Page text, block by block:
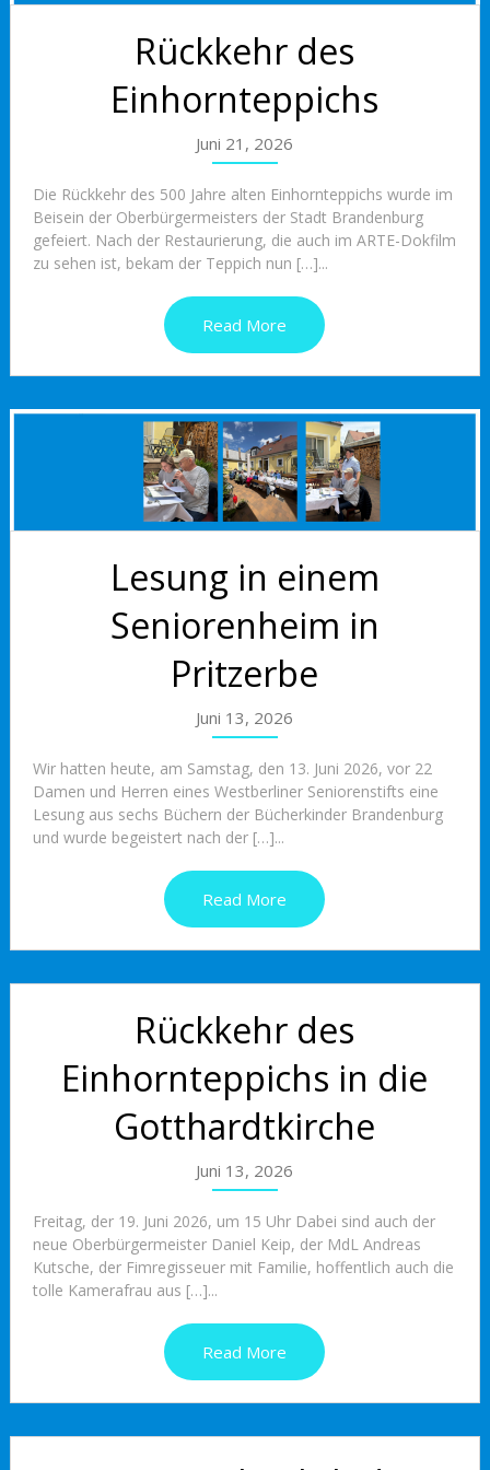
Rückkehr des
Einhornteppichs
Juni 21, 2026
Die Rückkehr des 500 Jahre alten Einhornteppichs wurde im
Beisein der Oberbürgermeisters der Stadt Brandenburg
gefeiert. Nach der Restaurierung, die auch im ARTE-Dokfilm
zu sehen ist, bekam der Teppich nun […]...
Read More
Lesung in einem
Seniorenheim in
Pritzerbe
Juni 13, 2026
Wir hatten heute, am Samstag, den 13. Juni 2026, vor 22
Damen und Herren eines Westberliner Seniorenstifts eine
Lesung aus sechs Büchern der Bücherkinder Brandenburg
und wurde begeistert nach der […]...
Read More
Rückkehr des
Einhornteppichs in die
Gotthardtkirche
Juni 13, 2026
Freitag, der 19. Juni 2026, um 15 Uhr Dabei sind auch der
neue Oberbürgermeister Daniel Keip, der MdL Andreas
Kutsche, der Fimregisseuer mit Familie, hoffentlich auch die
tolle Kamerafrau aus […]...
Read More